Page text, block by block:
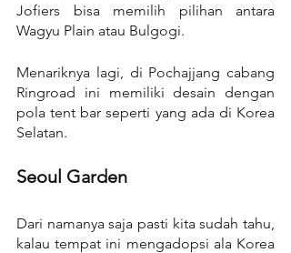
Jofiers bisa memilih pilihan antara
Wagyu Plain atau Bulgogi.
Menariknya lagi, di Pochajjang cabang
Ringroad ini memiliki desain dengan
pola tent bar seperti yang ada di Korea
Selatan.
Seoul Garden
Dari namanya saja pasti kita sudah tahu,
kalau tempat ini mengadopsi ala Korea